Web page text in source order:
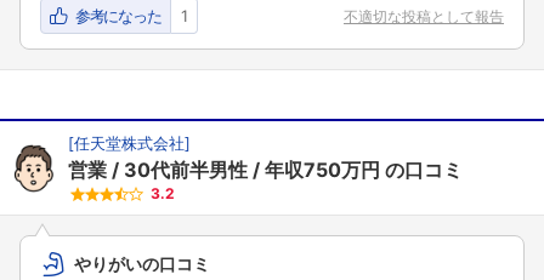
参考になった 1 不適切な投稿として報告
[任天堂株式会社]
営業 30代前半男性 年収750万円 の口コミ
3.2
やりがいの口コミ